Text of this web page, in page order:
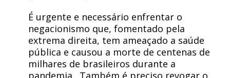
É urgente e necessário enfrentar o
negacionismo que, fomentado pela
extrema direita, tem ameaçado a saúde
pública e causou a morte de centenas de
milhares de brasileiros durante a
pandemia. Também é preciso revogar o